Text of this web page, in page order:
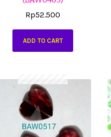
Rp52.500
ADD TO CART